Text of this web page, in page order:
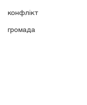
конфлікт
громада